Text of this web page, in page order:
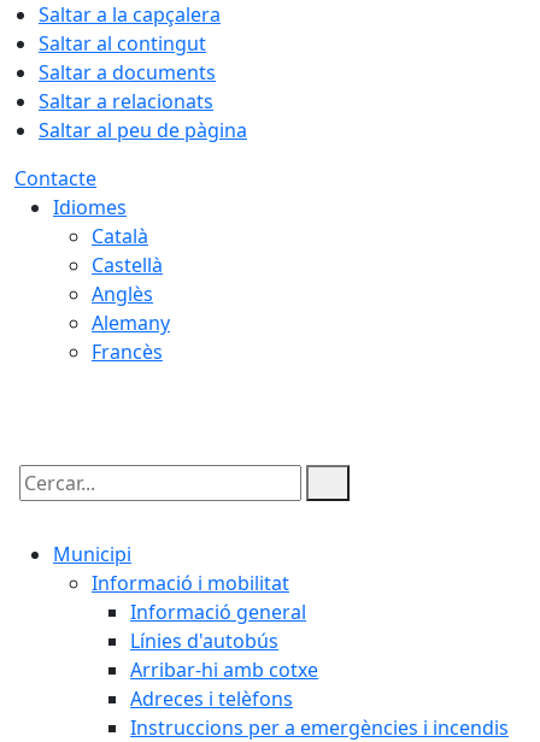
Saltar a la capçalera
Saltar al contingut
Saltar a documents
Saltar a relacionats
Saltar al peu de pàgina
Contacte
Idiomes
Català
Castellà
Anglès
Alemany
Francès
Cercar:
Municipi
Informació i mobilitat
Informació general
Línies d'autobús
Arribar-hi amb cotxe
Adreces i telèfons
Instruccions per a emergències i incendis